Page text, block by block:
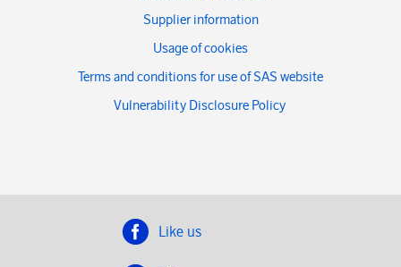
Supplier information
Usage of cookies
Terms and conditions for use of SAS website
Vulnerability Disclosure Policy
Like us